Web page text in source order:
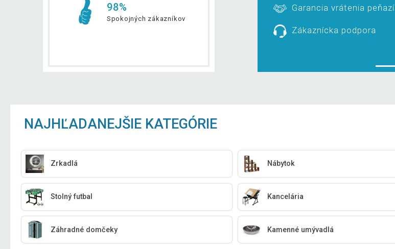
98%
Spokojných zákazníkov
Garancia vrátenia peňazí
Zákaznícka podpora
NAJHĽADANEJŠIE KATEGÓRIE
Zrkadlá Nábytok
Stolný futbal Kancelária
Záhradné domčeky Kamenné umývadlá